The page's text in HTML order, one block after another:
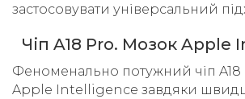
застосовувати універсальний
Чіп A18 Pro. Мозок Apple
Феноменально потужний чіп A18
Apple Intelligence завдяки